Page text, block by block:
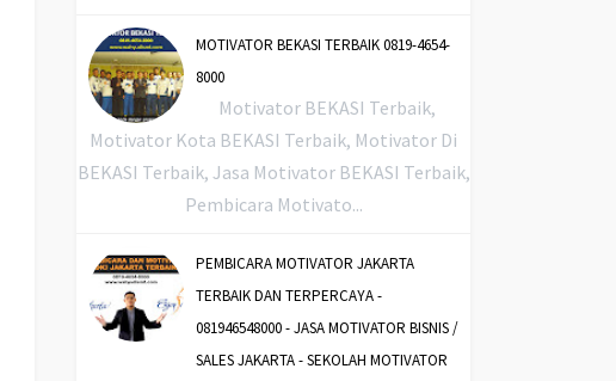
MOTIVATOR BEKASI TERBAIK 0819-4654-
8000
Motivator BEKASI Terbaik,
Motivator Kota BEKASI Terbaik, Motivator Di
BEKASI Terbaik, Jasa Motivator BEKASI Terbaik,
Pembicara Motivato...
PEMBICARA MOTIVATOR JAKARTA
TERBAIK DAN TERPERCAYA -
081946548000 - JASA MOTIVATOR BISNIS /
SALES JAKARTA - SEKOLAH MOTIVATOR